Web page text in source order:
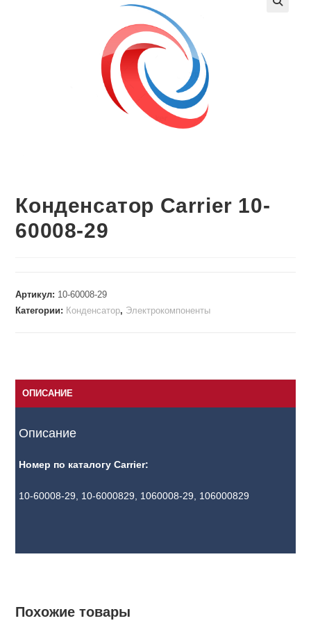
Конденсатор Carrier 10-
60008-29
Артикул: 10-60008-29
Категории: Конденсатор, Электрокомпоненты
ОПИСАНИЕ
Описание
Номер по каталогу Carrier:
10-60008-29, 10-6000829, 1060008-29, 106000829
Похожие товары